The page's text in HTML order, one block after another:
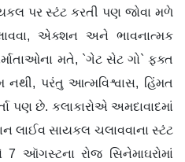
પર સ્ટંટ કરતી પણ જોવા મળે
એક્શન અને ભાવનાત્મક
મતે, `ગેટ સેટ ગો` ફક્ત
નથી, પરંતુ આત્મવિશ્વાસ, હિંમત
પણ છે. કલાકારોએ અમદાવાદમાં
લાઈવ સાયકલ ચલાવવાના સ્ટંટ
ઑગસ્ટના રોજ સિનેમાઘરોમાં